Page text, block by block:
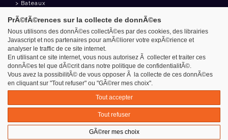
Bateaux
LIENS UTILES
Espace adhérent
Contact
Carnet d'adresses
Goodies
Azimut - Créateur de solutions numériques
Mentions légales
PrÃ©fÃ©rences sur la collecte de donnÃ©es
Nous utilisons des donnÃ©es collectÃ©es par des cookies, des librairies
Javascript et nos partenaires pour amÃ©liorer votre expÃ©rience et
analyser le traffic de ce site internet.
En utilisant ce site internet, vous nous autorisez Ã collecter et traiter ces
donnÃ©es tel que dÃ©crit dans notre politique de confidentialitÃ©.
Vous avez la possibilitÃ© de vous opposer Ã la collecte de ces donnÃ©es
en cliquant sur "Tout refuser" ou "GÃ©rer mes choix".
Tout accepter
Tout refuser
GÃ©rer mes choix